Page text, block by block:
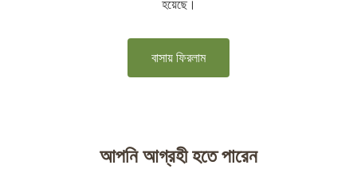
হয়েছে।
বাসায় ফিরলাম
আপনি আগ্রহী হতে পারেন